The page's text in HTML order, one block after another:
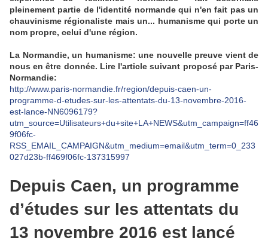
pleinement partie de l'identité normande qui n'en fait pas un
chauvinisme régionaliste mais un... humanisme qui porte un
nom propre, celui d'une région.
La Normandie, un humanisme: une nouvelle preuve vient de
nous en être donnée. Lire l'article suivant proposé par Paris-
Normandie:
http://www.paris-normandie.fr/region/depuis-caen-un-
programme-d-etudes-sur-les-attentats-du-13-novembre-2016-
est-lance-NN6096179?
utm_source=Utilisateurs+du+site+LA+NEWS&utm_campaign=ff46
9f06fc-
RSS_EMAIL_CAMPAIGN&utm_medium=email&utm_term=0_233
027d23b-ff469f06fc-137315997
Depuis Caen, un programme
d’études sur les attentats du
13 novembre 2016 est lancé